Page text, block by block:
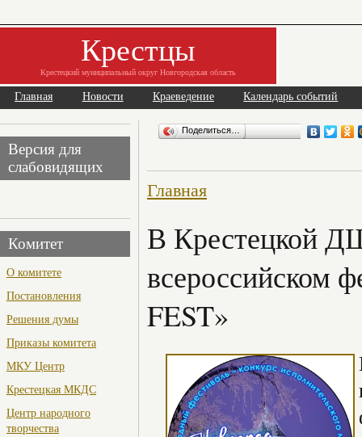
Крестцы
Крестецкий муниципальный округ Новгородская область
Главная Новости Краеведение Календарь событий
Версия для
слабовидящих
Комитет
О комитете
Постановления
Решения думы
Приказы комитета
МКУ Центр
Крестецкая МКДС
Центр народного
творчества
Поделиться…
Главная
В Крестецкой
всероссийском
FEST»